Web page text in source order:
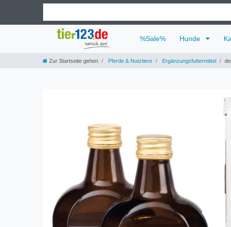
%Sale% Hunde
Zur Startseite gehen Pferde & Nutztiere Ergänzungsfuttermittel